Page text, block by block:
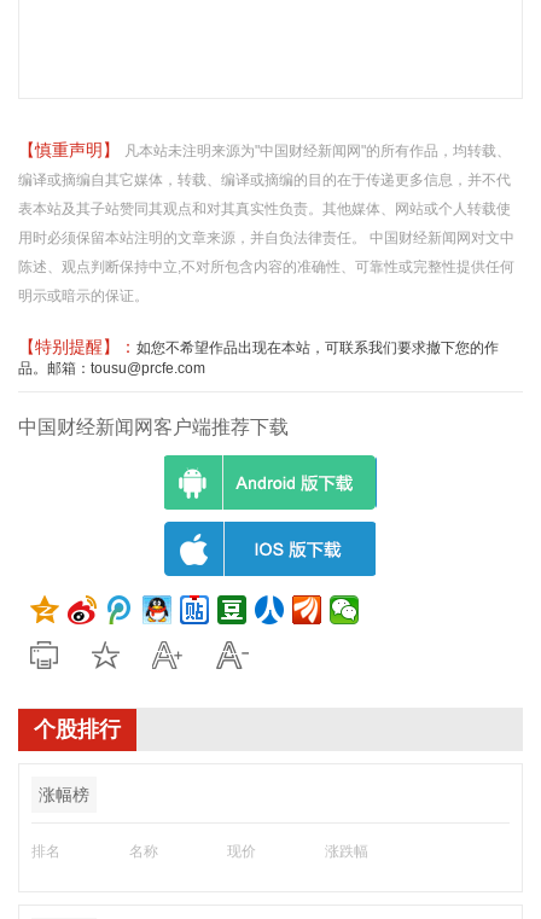
【慎重声明】
凡本站未注明来源为"中国财经新闻网"的所有作品，均转载、
编译或摘编自其它媒体，转载、编译或摘编的目的在于传递更多信息，并不代
表本站及其子站赞同其观点和对其真实性负责。其他媒体、网站或个人转载使
用时必须保留本站注明的文章来源，并自负法律责任。 中国财经新闻网对文中
陈述、观点判断保持中立,不对所包含内容的准确性、可靠性或完整性提供任何
明示或暗示的保证。
【特别提醒】： 如您不希望作品出现在本站，可联系我们要求撤下您的作
品。邮箱：tousu@prcfe.com
中国财经新闻网客户端推荐下载
个股排行
涨幅榜
排名 名称 现价 涨跌幅